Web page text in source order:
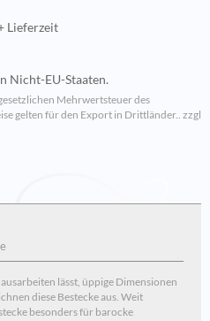
Lieferzeit
Nicht-EU-Staaten.
Mehrwertsteuer des
gelten für den Export in Drittländer.. zzgl
lässt, üppige Dimensionen
diese Bestecke aus. Weit
besonders für barocke